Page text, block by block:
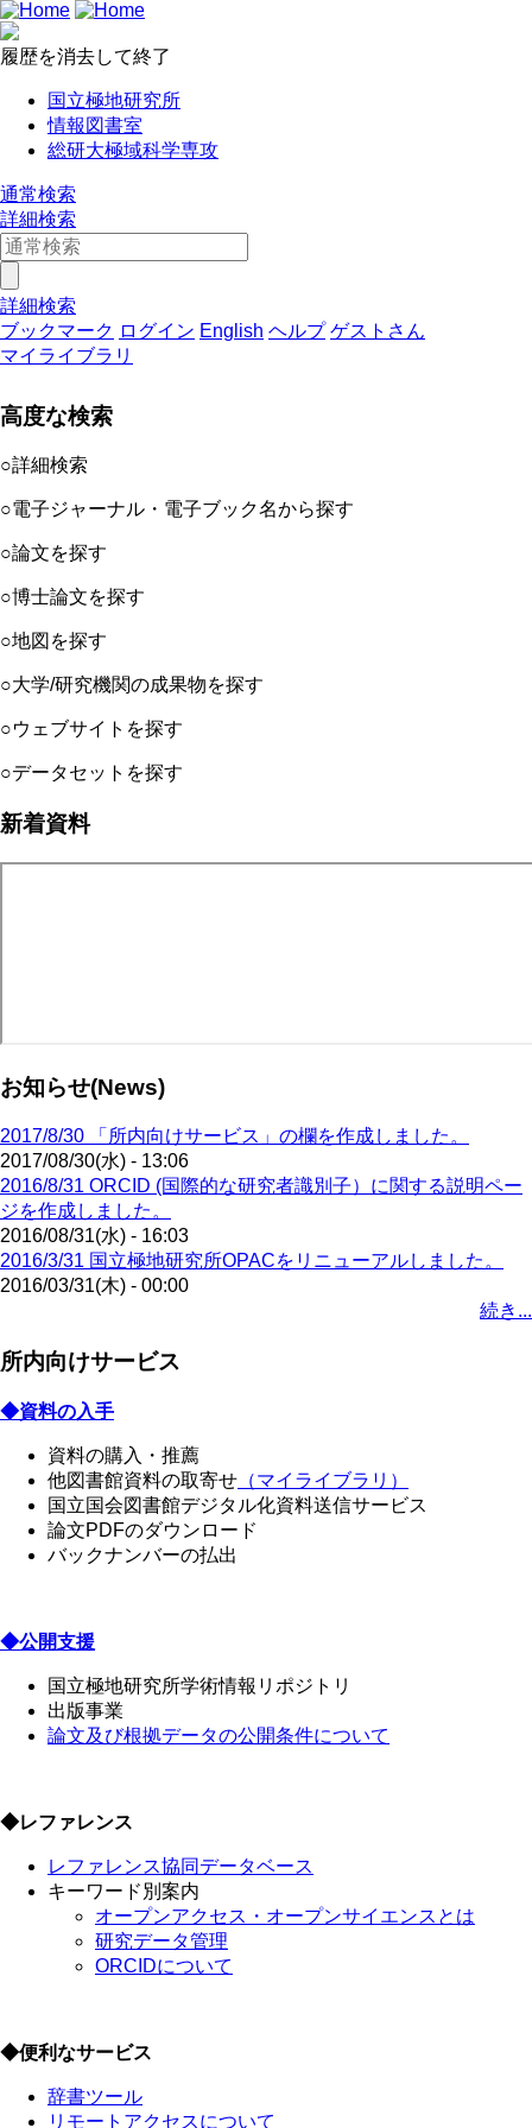
履歴を消去して終了
国立極地研究所
情報図書室
総研大極域科学専攻
通常検索
詳細検索
詳細検索
ブックマーク ログイン English ヘルプ ゲストさん
マイライブラリ
高度な検索
○詳細検索
○電子ジャーナル・電子ブック名から探す
○論文を探す
○博士論文を探す
○地図を探す
○大学/研究機関の成果物を探す
○ウェブサイトを探す
○データセットを探す
新着資料
お知らせ(News)
2017/8/30 「所内向けサービス」の欄を作成しました。
2017/08/30(水) - 13:06
2016/8/31 ORCID (国際的な研究者識別子）に関する説明ペー
ジを作成しました。
2016/08/31(水) - 16:03
2016/3/31 国立極地研究所OPACをリニューアルしました。
2016/03/31(木) - 00:00
続き...
所内向けサービス
◆資料の入手
資料の購入・推薦
他図書館資料の取寄せ （マイライブラリ）
国立国会図書館デジタル化資料送信サービス
論文PDFのダウンロード
バックナンバーの払出
◆公開支援
国立極地研究所学術情報リポジトリ
出版事業
論文及び根拠データの公開条件について
◆レファレンス
レファレンス協同データベース
キーワード別案内
オープンアクセス・オープンサイエンスとは
研究データ管理
ORCIDについて
◆便利なサービス
辞書ツール
リモートアクセスについて